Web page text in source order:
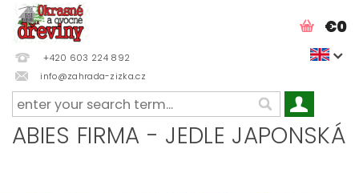
+420 603 224 892
info@zahrada-zizka.cz
€0
ABIES FIRMA - JEDLE JAPONSKÁ